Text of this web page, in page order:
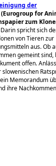
der
(Eurogroup for
zum
spricht sich
von Tieren zur
aus. Ob
gemeint sind,
offen.
Memorandum
ihre